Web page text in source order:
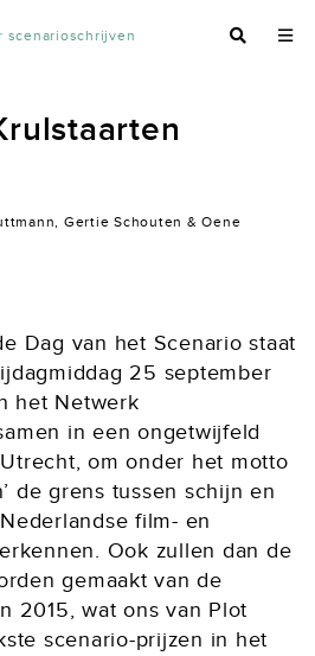
scenarioschrijven
Gertie Schouten & Oene
Dag van het Scenario staat
25 september
het Netwerk
in een ongetwijfeld
om onder het motto
de grens tussen schijn en
film- en
Ook zullen dan de
gemaakt van de
2015, wat ons van Plot
scenario-prijzen in het